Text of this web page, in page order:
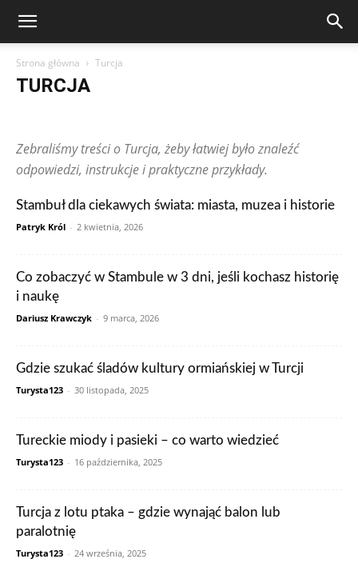
Strona główna Turcja
TURCJA
Francja
Grecja Gwatemala Hiszpania Holandia
Hongkong
Indie
Indonezja Irlandia Japonia Kanada
Kolumbia
Korea Południowa
Makau Malezja Maroko
Meksyk
Niemcy
Norwegia Nowa Zelandia Peru
Portugalia
Rosja
RPA Rumunia Singapur
Stany Zjednoczone
Szwajcaria
Szwecja Tajlandia
Zebraliśmy treści o Turcja, żeby łatwiej było znaleźć
odpowiedzi, instrukcje i praktyczne przykłady.
Stambuł dla ciekawych świata: miasta, muzea i historie
Patryk Król - 2 kwietnia, 2026
Co zobaczyć w Stambule w 3 dni, jeśli kochasz historię
i naukę
Dariusz Krawczyk - 9 marca, 2026
Gdzie szukać śladów kultury ormiańskiej w Turcji
Turysta123 - 30 listopada, 2025
Tureckie miody i pasieki – co warto wiedzieć
Turysta123 - 16 października, 2025
Turcja z lotu ptaka – gdzie wynająć balon lub
paralotnię
Turysta123 - 24 września, 2025